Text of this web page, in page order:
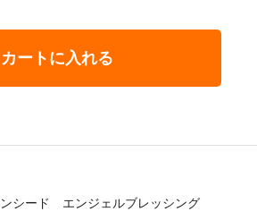
カートに入れる
シード エンジェルブレッシング